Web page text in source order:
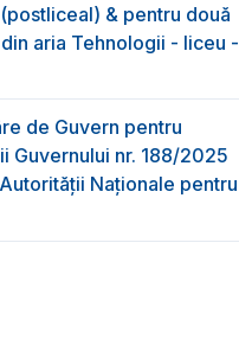
& pentru două
aria Tehnologii - liceu -
de Guvern pentru
Guvernului nr. 188/2025
Naţionale pentru